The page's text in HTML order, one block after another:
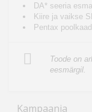
DA* seeria
Kiire ja vaikse
Pentax
Toode on
eesmärgil.
Kampaania
Mänguasjad
Auto